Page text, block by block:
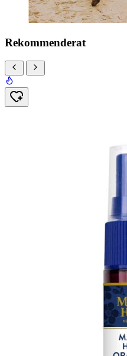
Rekommenderat